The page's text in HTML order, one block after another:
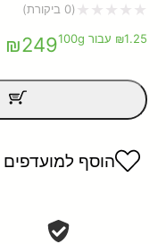
דורג
מתוך
5
(
0 ביקורת)
₪249 ₪1.25 עבור 100g
הוסף למועדפים